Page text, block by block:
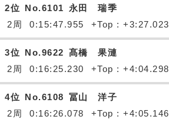
2位 No.6101
永田 瑞季
2周
0:15:47.955 +Top : +3:27.023
3位 No.9622 髙橋 果漣
2周
0:16:25.230 +Top : +4:04.298
4位 No.6108 冨山 洋子
2周
0:16:26.078 +Top : +4:05.146